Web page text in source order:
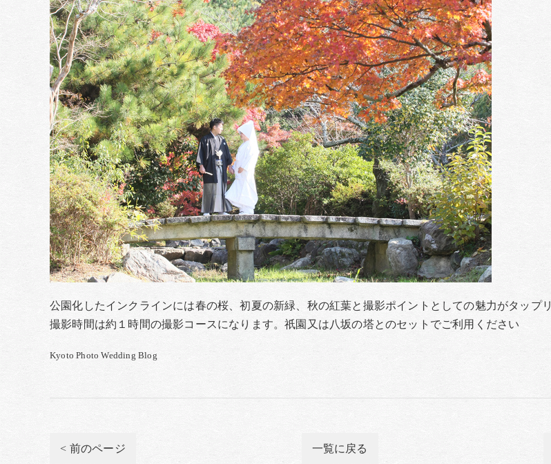
公園化したインクラインには春の桜、初夏の新緑、秋の紅葉と撮影ポイントとしての魅力がタップリ
撮影時間は約１時間の撮影コースになります。祇園又は八坂の塔とのセットでご利用ください
Kyoto Photo Wedding Blog
< 前のページ 一覧に戻る